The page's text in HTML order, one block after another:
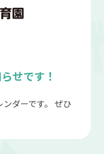
せです！
ダーです。 ぜひ